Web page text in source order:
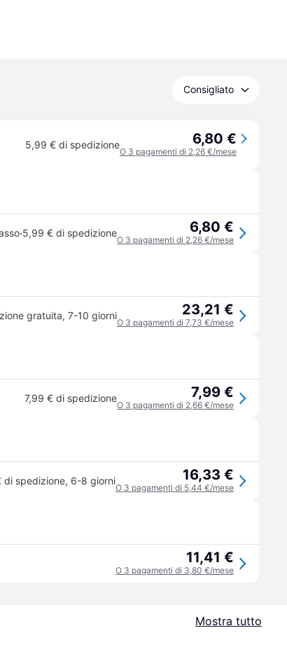
Consigliato
5,99 € di spedizione 6,80 €
O 3 pagamenti di 2,26 €/mese
·5,99 € di spedizione 6,80 €
O 3 pagamenti di 2,26 €/mese
gratuita, 7-10 giorni 23,21 €
O 3 pagamenti di 7,73 €/mese
7,99 € di spedizione 7,99 €
O 3 pagamenti di 2,66 €/mese
di spedizione, 6-8 giorni 16,33 €
O 3 pagamenti di 5,44 €/mese
11,41 €
O 3 pagamenti di 3,80 €/mese
Mostra tutto